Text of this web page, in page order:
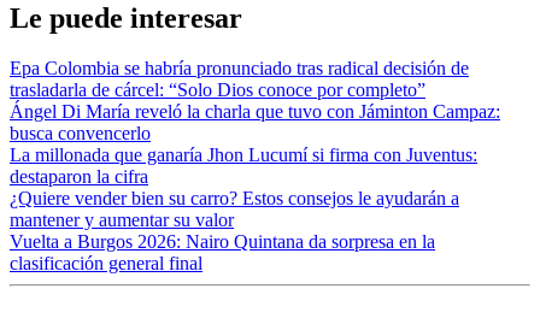
Le puede interesar
Epa Colombia se habría pronunciado tras radical decisión de
trasladarla de cárcel: “Solo Dios conoce por completo”
Ángel Di María reveló la charla que tuvo con Jáminton Campaz:
busca convencerlo
La millonada que ganaría Jhon Lucumí si firma con Juventus:
destaparon la cifra
¿Quiere vender bien su carro? Estos consejos le ayudarán a
mantener y aumentar su valor
Vuelta a Burgos 2026: Nairo Quintana da sorpresa en la
clasificación general final